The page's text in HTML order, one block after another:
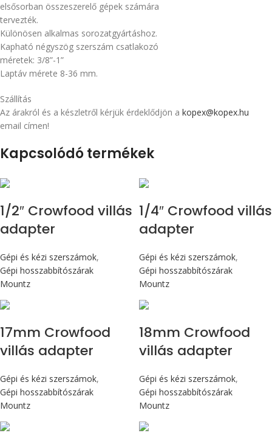
elsősorban összeszerelő gépek számára
tervezték.
Különösen alkalmas sorozatgyártáshoz.
Kapható négyszög szerszám csatlakozó
méretek: 3/8”-1”
Laptáv mérete 8-36 mm.
Szállítás
Az árakról és a készletről kérjük érdeklődjön a kopex@kopex.hu
email címen!
Kapcsolódó termékek
1/2″ Crowfood villás
adapter
Gépi és kézi szerszámok,
Gépi hosszabbítószárak
Mountz
1/4″ Crowfood villás
adapter
Gépi és kézi szerszámok,
Gépi hosszabbítószárak
Mountz
17mm Crowfood
villás adapter
Gépi és kézi szerszámok,
Gépi hosszabbítószárak
Mountz
18mm Crowfood
villás adapter
Gépi és kézi szerszámok,
Gépi hosszabbítószárak
Mountz